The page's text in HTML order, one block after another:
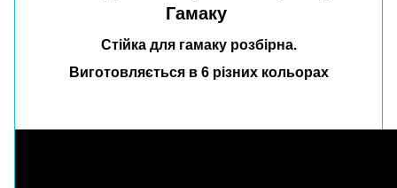
Гамаку
Стійка для гамаку розбірна.
Виготовляється в 6 різних кольорах